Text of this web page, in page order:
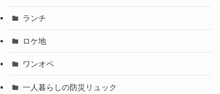
ランチ
ロケ地
ワンオペ
一人暮らしの防災リュック